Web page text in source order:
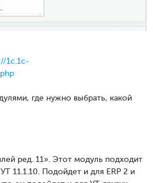
1c.1c-
где нужно выбрать, какой
ред. 11». Этот модуль подходит
11.1.10. Подойдет и для ERP 2 и